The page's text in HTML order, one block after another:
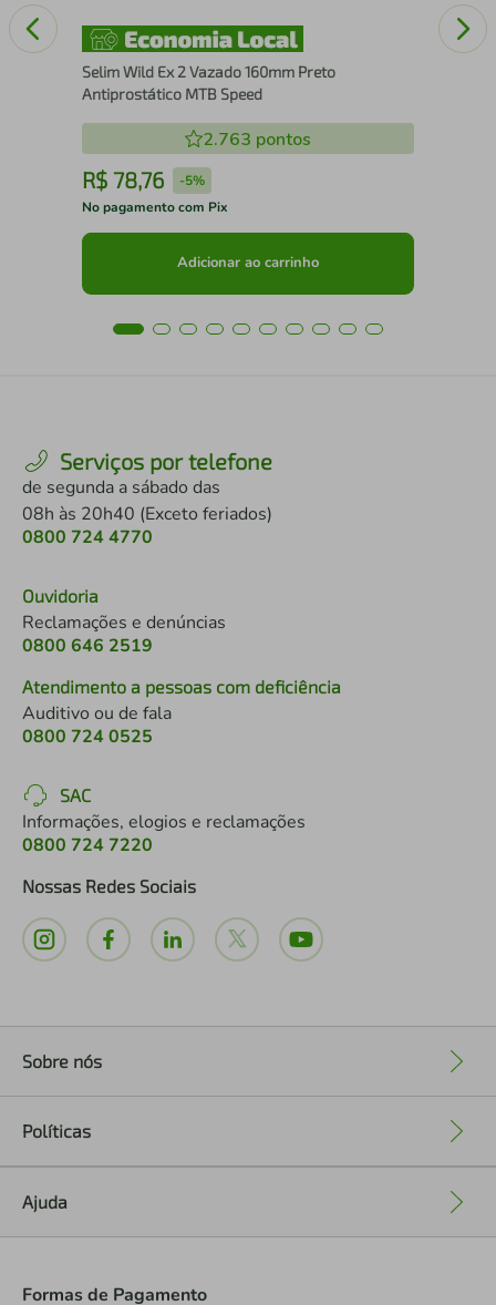
Selim Wild Ex 2 Vazado 160mm Preto
Antiprostático MTB Speed
2.763 pontos
R$ 78,76 -5%
No pagamento com Pix
Adicionar ao carrinho
Serviços por telefone
de segunda a sábado das
08h às 20h40 (Exceto feriados)
0800 724 4770
Ouvidoria
Reclamações e denúncias
0800 646 2519
Atendimento a pessoas com deficiência
Auditivo ou de fala
0800 724 0525
SAC
Informações, elogios e reclamações
0800 724 7220
Nossas Redes Sociais
Sobre nós
Políticas
Ajuda
Formas de Pagamento